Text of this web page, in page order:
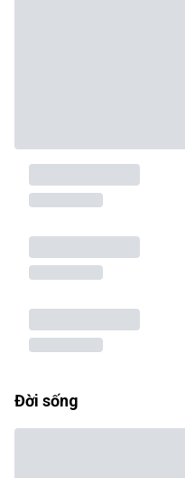
Đời sống